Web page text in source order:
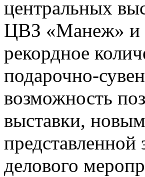
центральных
ЦВЗ «Манеж» и
рекордное
подарочно-
возможность
выставки,
представленной
делового